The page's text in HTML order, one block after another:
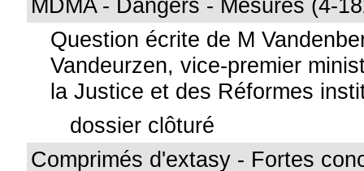
MDMA - Dangers - Mesures (4-
Question écrite de M
Vandeurzen, vice-premier
la Justice et des Réformes
dossier clôturé
Comprimés d'extasy - Fortes